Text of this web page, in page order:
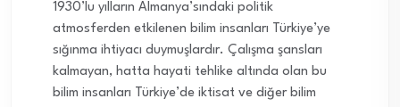
1930’lu yılların Almanya’sındaki politik
atmosferden etkilenen bilim insanları Türkiye’ye
sığınma ihtiyacı duymuşlardır. Çalışma şansları
kalmayan, hatta hayati tehlike altında olan bu
bilim insanları Türkiye’de iktisat ve diğer bilim